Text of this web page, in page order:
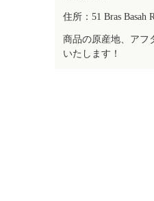
住所：51 Bras Basah
商品の原産地、アフ
いたします！